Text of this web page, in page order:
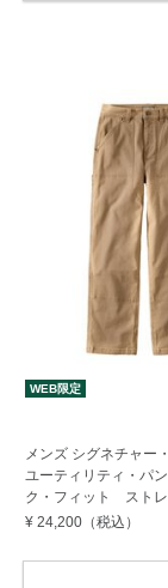
WEB限定
メンズ シグネチャー
ユーティリティ・パ
ク・フィット スト
¥ 24,200（税込）